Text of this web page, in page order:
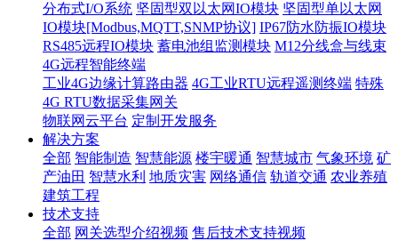
分布式I/O系统 坚固型双以太网IO模块 坚固型单以太网
IO模块[Modbus,MQTT,SNMP协议] IP67防水防振IO模块
RS485远程IO模块 蓄电池组监测模块 M12分线盒与线束
4G远程智能终端
工业4G边缘计算路由器 4G工业RTU远程遥测终端 特殊
4G RTU数据采集网关
物联网云平台 定制开发服务
解决方案
全部 智能制造 智慧能源 楼宇暖通 智慧城市 气象环境 矿
产油田 智慧水利 地质灾害 网络通信 轨道交通 农业养殖
建筑工程
技术支持
全部 网关选型介绍视频 售后技术支持视频